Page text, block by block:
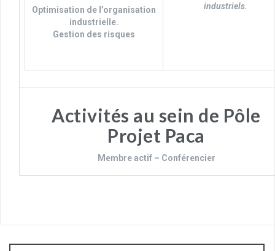
Optimisation de l’organisation
industrielle.
Gestion des risques
industriels.
Activités au sein de Pôle
Projet Paca
Membre actif – Conférencier